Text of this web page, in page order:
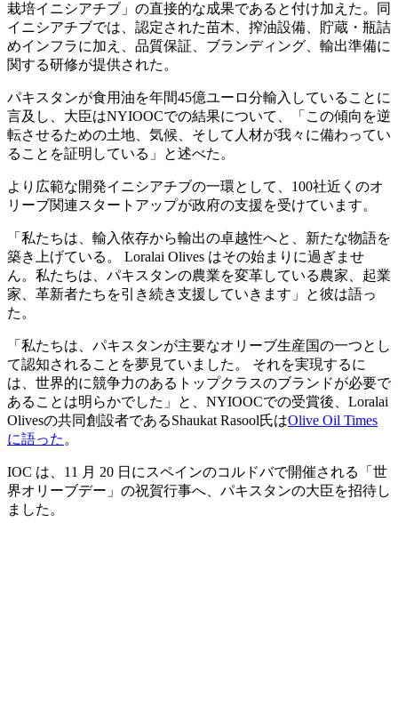
栽培イニシアチブ」の直接的な成果であると付け加えた。同
イニシアチブでは、認定された苗木、搾油設備、貯蔵・瓶詰
めインフラに加え、品質保証、ブランディング、輸出準備に
関する研修が提供された。
パキスタンが食用油を年間45億ユーロ分輸入していることに
言及し、大臣はNYIOOCでの結果について、
「この傾向を逆
転させるための土地、気候、そして人材が我々に備わってい
ることを証明している」と述べた。
より広範な開発イニシアチブの一環として、100社近くのオ
リーブ関連スタートアップが政府の支援を受けています。
「 私たちは、輸入依存から輸出の卓越性へと、新たな物語を
築き上げている。 Loralai Olives はその始まりに過ぎませ
ん。私たちは、パキスタンの農業を変革している農家、起業
家、革新者たちを引き続き支援していきます」と彼は語っ
た。
「私たちは、パキスタンが主要なオリーブ生産国の一つとし
て認知されることを夢見ていました。 それを実現するに
は、世界的に競争力のあるトップクラスのブランドが必要で
あることは明らかでした」と、NYIOOCでの受賞後、Loralai
Olivesの共同創設者であるShaukat Rasool氏はOlive Oil Times
に語った 。
IOC は、11 月 20 日にスペインのコルドバで開催される「世
界オリーブデー」の祝賀行事へ、パキスタンの大臣を招待し
ました。